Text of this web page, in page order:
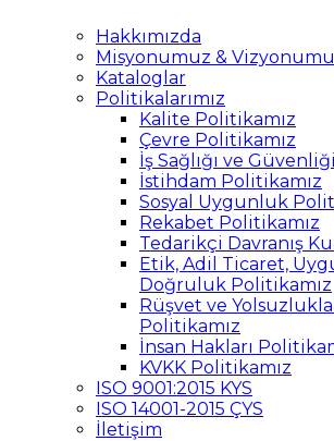
Hakkımızda
Misyonumuz &
Kataloglar
Politikalarımız
Kalite Politikamız
Çevre Politikamız
İş Sağlığı ve
İstihdam Politikamız
Sosyal Uygunluk
Rekabet Politikamız
Tedarikçi Davranış
Etik, Adil Ticaret,
Doğruluk Politikamız
Rüşvet ve
Politikamız
İnsan Hakları
KVKK Politikamız
ISO 9001:2015 KYS
ISO 14001-2015 ÇYS
İletişim